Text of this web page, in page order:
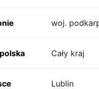
woj.
Cały kraj
Lublin